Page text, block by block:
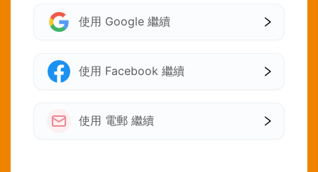
使用 Google 繼續
使用 Facebook 繼續
使用 電郵 繼續